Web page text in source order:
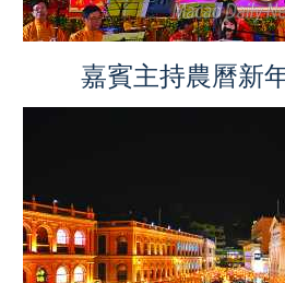
嘉賓主持農曆新